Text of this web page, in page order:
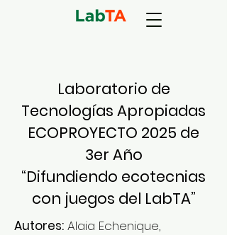
Laboratorio de
Tecnologías Apropiadas
ECOPROYECTO 2025 de
3er Año
“Difundiendo ecotecnias
con juegos del LabTA”
Autores: Alaia Echenique,